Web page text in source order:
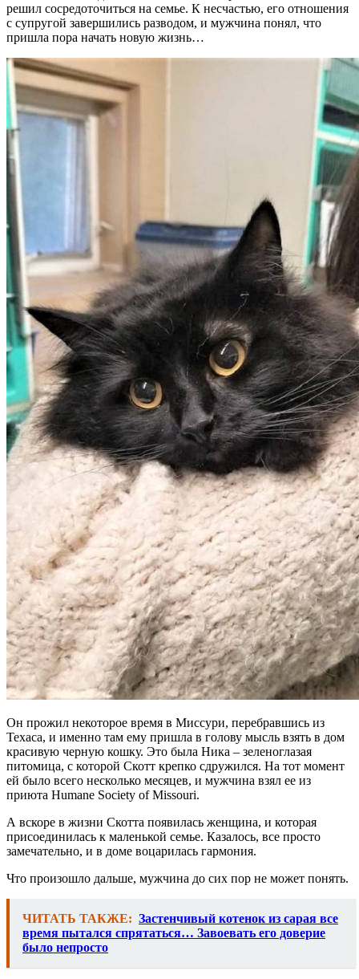
решил сосредоточиться на семье. К несчастью, его отношения
с супругой завершились разводом, и мужчина понял, что
пришла пора начать новую жизнь…
Он прожил некоторое время в Миссури, перебравшись из
Техаса, и именно там ему пришла в голову мысль взять в дом
красивую черную кошку. Это была Ника – зеленоглазая
питомица, с которой Скотт крепко сдружился. На тот момент
ей было всего несколько месяцев, и мужчина взял ее из
приюта Humane Society of Missouri.
А вскоре в жизни Скотта появилась женщина, и которая
присоединилась к маленькой семье. Казалось, все просто
замечательно, и в доме воцарилась гармония.
Что произошло дальше, мужчина до сих пор не может понять.
ЧИТАТЬ ТАКЖЕ: Застенчивый котенок из сарая все
время пытался спрятаться… Завоевать его доверие
было непросто